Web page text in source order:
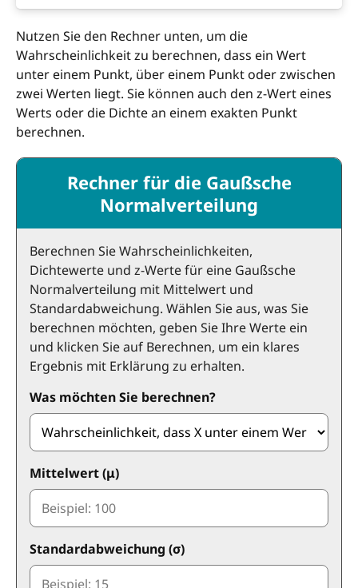
Nutzen Sie den Rechner unten, um die
Wahrscheinlichkeit zu berechnen, dass ein Wert
unter einem Punkt, über einem Punkt oder zwischen
zwei Werten liegt. Sie können auch den z-Wert eines
Werts oder die Dichte an einem exakten Punkt
berechnen.
Rechner für die Gaußsche
Normalverteilung
Berechnen Sie Wahrscheinlichkeiten,
Dichtewerte und z-Werte für eine Gaußsche
Normalverteilung mit Mittelwert und
Standardabweichung. Wählen Sie aus, was Sie
berechnen möchten, geben Sie Ihre Werte ein
und klicken Sie auf Berechnen, um ein klares
Ergebnis mit Erklärung zu erhalten.
Was möchten Sie berechnen?
Mittelwert (μ)
Standardabweichung (σ)